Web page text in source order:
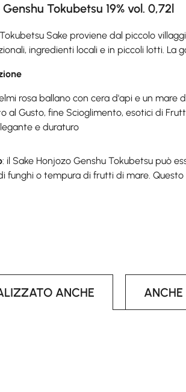
Tokubetsu 19% vol. 0,72l
Sake proviene dal piccolo
ingredienti locali e in piccoli lotti. La
rosa ballano con cera d'api e un mare
al Gusto, fine Scioglimento, esotici di
e duraturo
: il Sake Honjozo Genshu Tokubetsu può
funghi o tempura di frutti di mare.
ANCHE